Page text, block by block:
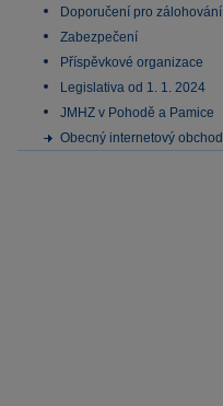
Doporučení pro zálohování
Zabezpečení
Příspěvkové organizace
Legislativa od 1. 1. 2024
JMHZ v Pohodě a Pamice
Obecný internetový obchod